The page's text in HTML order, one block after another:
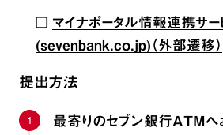
❐ マイナポータル情報連携サ
(sevenbank.co.jp)（外部遷移）
提出方法
1 最寄りのセブン銀行ATMへ